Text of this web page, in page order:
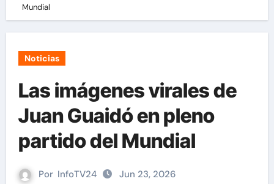
Mundial
Noticias
Las imágenes virales de
Juan Guaidó en pleno
partido del Mundial
Por InfoTV24 Jun 23, 2026